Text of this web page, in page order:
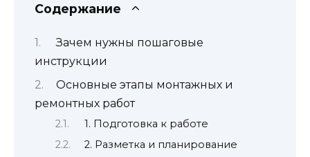
Содержание
Зачем нужны пошаговые
инструкции
Основные этапы монтажных и
ремонтных работ
1. Подготовка к работе
2. Разметка и планирование